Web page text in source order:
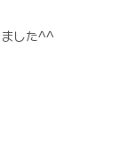
ました^^